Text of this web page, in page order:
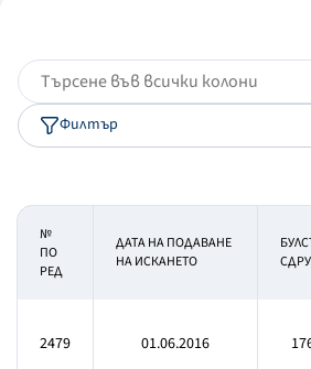
Филтър
№
ПО
РЕД
ДАТА НА ПОДАВАНЕ
НА ИСКАНЕТО
2479 01.06.2016